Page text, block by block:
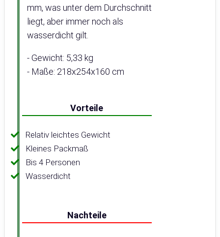
mm, was unter dem Durchschnitt
liegt, aber immer noch als
wasserdicht gilt.
- Gewicht: 5,33 kg
- Maße: 218x254x160 cm
Vorteile
Relativ leichtes Gewicht
Kleines Packmaß
Bis 4 Personen
Wasserdicht
Nachteile